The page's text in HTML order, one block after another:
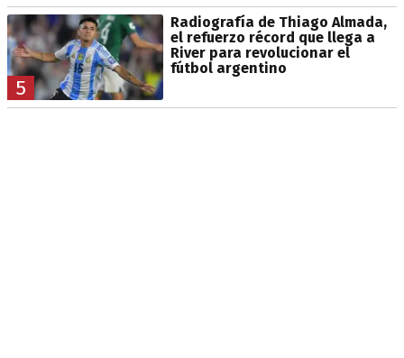
5
Radiografía de Thiago Almada,
el refuerzo récord que llega a
River para revolucionar el
fútbol argentino